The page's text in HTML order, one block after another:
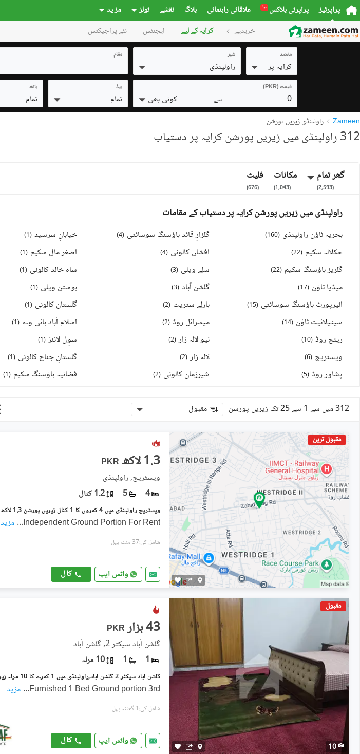
پراپرٹیز پراپرٹی بلاکس نیا علاقائی راہنمائی بلاگ نقشے ٹولز مز ید
خریدیے گھر پلاٹس کمرشل کرایہ کے لیے ایجنٹس نئے پراجیکٹس
مقصد
کرایہ پر
شہر
راولپنڈی
مقام
قیمت (PKR)
0 سے کوئی بھی
بیڈ
تمام
باتھ
تمام
Zameen راولپنڈی زیریں پورشن
312 راولپنڈی میں زیریں پورشن کرایہ پر دستیاب
گھر تمام
(
2,593
)
مکانات
(
1,043
)
فلیٹ
(
676
)
راولپنڈی میں زیریں پورشن کرایہ پر دستیاب کے مقامات
بحریہ ٹاؤن راولپنڈی (
160
)
چکلالہ سکیم (
22
)
گلریز ہاؤسنگ سکیم (
22
)
میڈیا ٹاؤن (
17
)
ائیرپورٹ ہاؤسنگ سوسائٹی (
15
)
سیٹیلائیٹ ٹاؤن (
14
)
رینج روڈ (
10
)
ویسٹریج (
6
)
پشاور روڈ (
5
)
گلزارِ قائد ہاؤسنگ سوسائٹی (
4
)
افشاں کالونی (
4
)
شلے ویلی (
3
)
گلشن آباد (
3
)
ہارلے سٹریٹ (
2
)
میسرائل روڈ (
2
)
نیو لالہ زار (
2
)
لالہ زار (
2
)
شیرزمان کالونی (
2
)
خیابانِ سرسید (
1
)
اصغر مال سکیم (
1
)
شاہ خالد کالونی (
1
)
بوسٹن ویلی (
1
)
گلستان کالونی (
1
)
اسلام آباد ہائی وے (
1
)
سوِل لائنز (
1
)
گلستانِ جناح کالونی (
1
)
فضائیہ ہاؤسنگ سکیم (
1
)
312 میں سے 1 سے 25 تک زیریں پورشن مقبول
مقبول ترین
PKR 1.3 لاکھ
ویسٹریج, راولپنڈی
4
5 1.2 کنال
Independent Ground Portion For Rent
... مزید
شامل کی:37 منٹ پہل
واٹس ایپ کال
مقبول
10
PKR 43 ہزار
گلشن آباد سیکٹر 2, گلشن آباد
1
1 10 مرلہ
Furnished 1 Bed Ground portion 3rd
... مزید
شامل کی:1 گھنٹہ پہل
واٹس ایپ کال